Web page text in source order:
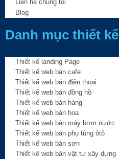
Liên hệ chúng tôi
Blog
Danh mục thiết kế
Thiết kế landing Page
Thiết kế web bán cafe
Thiết kế web bán điện thoại
Thiết kế web bán đồng hồ
Thiết kế web bán hàng
Thiết kế web bán hoa
Thiết kế web bán máy bơm nước
Thiết kế web bán phụ tùng ôtô
Thiết kế web bán sơn
Thiết kê web bán vật tư xây dựng